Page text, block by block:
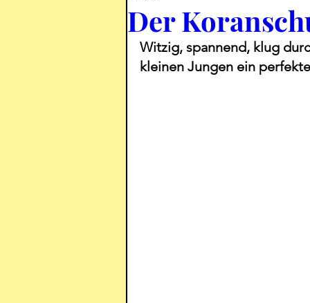
Der
Witzig, spannend, klug
kleinen Jungen ein